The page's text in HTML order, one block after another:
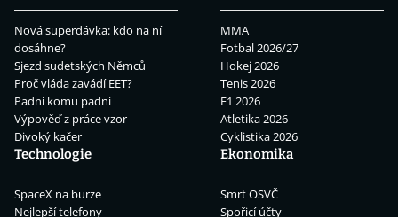
Nová superdávka: kdo na ní
dosáhne?
Sjezd sudetských Němců
Proč vláda zavádí EET?
Padni komu padni
Výpověď z práce vzor
Divoký kačer
MMA
Fotbal 2026/27
Hokej 2026
Tenis 2026
F1 2026
Atletika 2026
Cyklistika 2026
Technologie
SpaceX na burze
Nejlepší telefony
Ekonomika
Smrt OSVČ
Spořicí účty